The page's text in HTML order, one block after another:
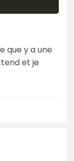
que y a une
et je